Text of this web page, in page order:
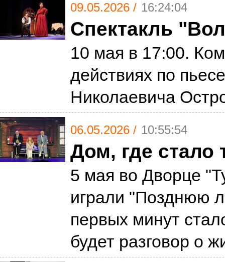
09.05.2026 / 16:24:04
Спектакль
10 мая в 17:00.
действиях по
Николаевича
06.05.2026 / 10:55:54
Дом, где стало
5 мая во Дворце
играли "Позднюю
первых минут
будет разговор о